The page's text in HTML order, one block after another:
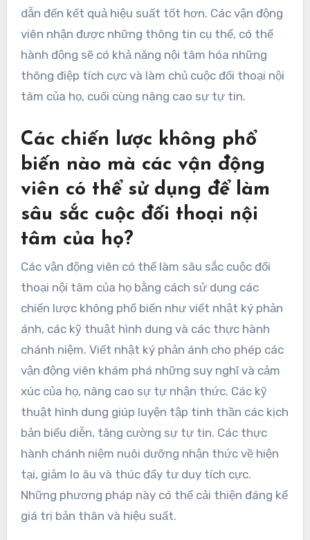
dẫn đến kết quả hiệu suất tốt hơn. Các vận động
viên nhận được những thông tin cụ thể, có thể
hành động sẽ có khả năng nội tâm hóa những
thông điệp tích cực và làm chủ cuộc đối thoại nội
tâm của họ, cuối cùng nâng cao sự tự tin.
Các chiến lược không phổ
biến nào mà các vận động
viên có thể sử dụng để làm
sâu sắc cuộc đối thoại nội
tâm của họ?
Các vận động viên có thể làm sâu sắc cuộc đối
thoại nội tâm của họ bằng cách sử dụng các
chiến lược không phổ biến như viết nhật ký phản
ánh, các kỹ thuật hình dung và các thực hành
chánh niệm. Viết nhật ký phản ánh cho phép các
vận động viên khám phá những suy nghĩ và cảm
xúc của họ, nâng cao sự tự nhận thức. Các kỹ
thuật hình dung giúp luyện tập tinh thần các kịch
bản biểu diễn, tăng cường sự tự tin. Các thực
hành chánh niệm nuôi dưỡng nhận thức về hiện
tại, giảm lo âu và thúc đẩy tư duy tích cực.
Những phương pháp này có thể cải thiện đáng kể
giá trị bản thân và hiệu suất.